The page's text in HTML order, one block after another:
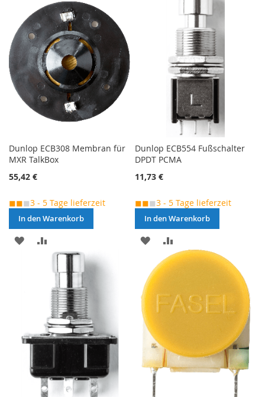
HINZUFÜGEN
HINZUFÜGEN
Dunlop ECB308 Membran für
MXR TalkBox
55,42 €
◼◼◼3 - 5 Tage lieferzeit
In den Warenkorb
MERKEN
VERGLEICHSLISTE
HINZUFÜGEN
Dunlop ECB554 Fußschalter
DPDT PCMA
11,73 €
◼◼◼3 - 5 Tage lieferzeit
In den Warenkorb
MERKEN
VERGLEICHSLISTE